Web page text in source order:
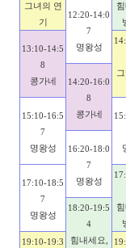
그녀의 연
기
힘
12:20-14:0
7
명왕성
13:10-14:5
8
콩가네
14:20-16:0
8
콩가네
15:10-16:5
7
명왕성
16:20-18:0
7
명왕성
17:10-18:5
7
명왕성
힘
18:20-19:5
4
힘내세요,
19:10-19:3